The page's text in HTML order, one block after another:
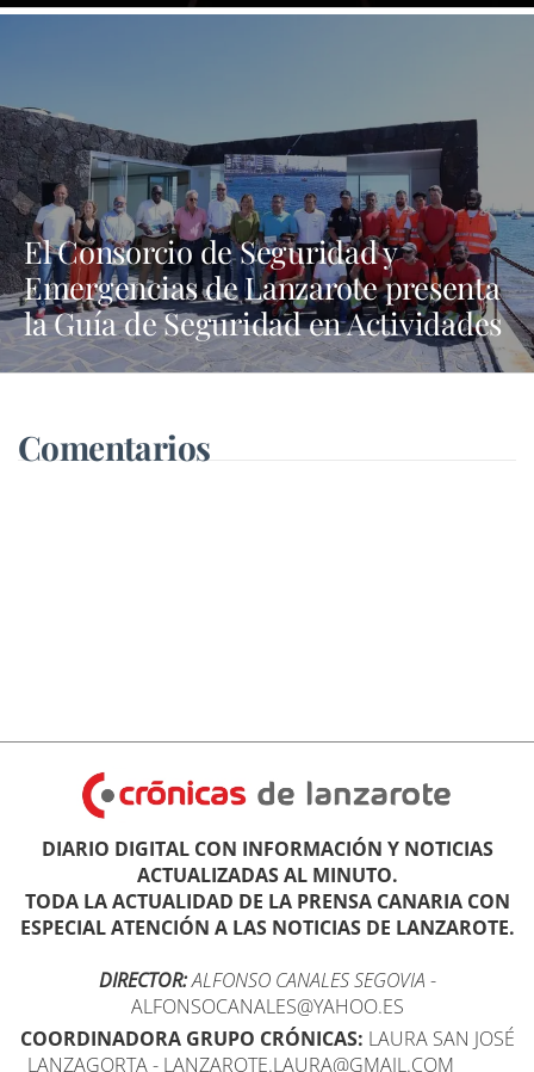
El Consorcio de Seguridad y
Emergencias de Lanzarote presenta
la Guía de Seguridad en Actividades
Náuticas
Comentarios
DIARIO DIGITAL CON INFORMACIÓN Y NOTICIAS
ACTUALIZADAS AL MINUTO.
TODA LA ACTUALIDAD DE LA PRENSA CANARIA CON
ESPECIAL ATENCIÓN A LAS NOTICIAS DE LANZAROTE.
DIRECTOR:ALFONSO CANALES SEGOVIA -
ALFONSOCANALES@YAHOO.ES
COORDINADORA GRUPO CRÓNICAS: LAURA SAN JOSÉ
LANZAGORTA - LANZAROTE.LAURA@GMAIL.COM